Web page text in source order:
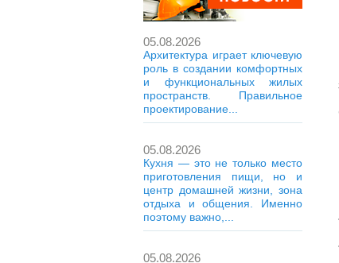
05.08.2026
Архитектура играет ключевую
роль в создании комфортных
и функциональных жилых
пространств. Правильное
проектирование...
05.08.2026
Кухня — это не только место
приготовления пищи, но и
центр домашней жизни, зона
отдыха и общения. Именно
поэтому важно,...
05.08.2026